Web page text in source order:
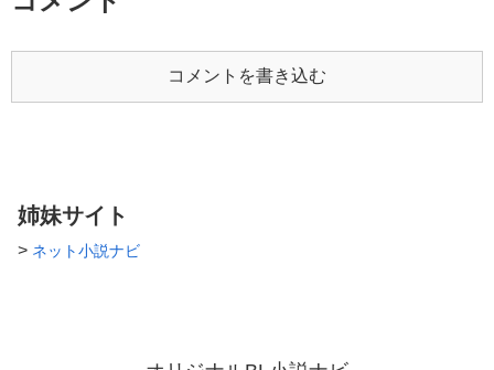
（まなべさとし） ●喫茶店オー
ナー。 ●篤也の元親友で蘭が好
真逆すぎるエロ全開です) ビジ
受け"します。 (ハードル自分で
上げた？！Σ（￣□￣;）) 主人公コメントを書き込む
姉妹サイト
> ネット小説ナビ